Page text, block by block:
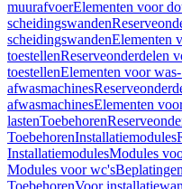
muurafvoerElementen voor
scheidingswanden
scheidingswandenElementen
toestellenReserveonderdelen
toestellenElementen voor
afwasmachines
afwasmachinesElementen
lastenToebehoren
ToebehorenInstallatiemodules
InstallatiemodulesModules
Modules voor wc'sBeplatingen
ToebehorenVoor